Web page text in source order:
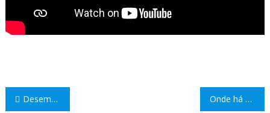
Navegação
Desempenho Ambiental Do Agrupamento Onde há cor há alegria!